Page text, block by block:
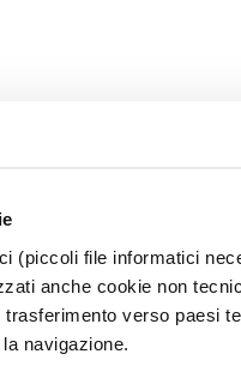
(piccoli file informatici
anche cookie non
verso paesi
navigazione.
di Milano - 80009810484